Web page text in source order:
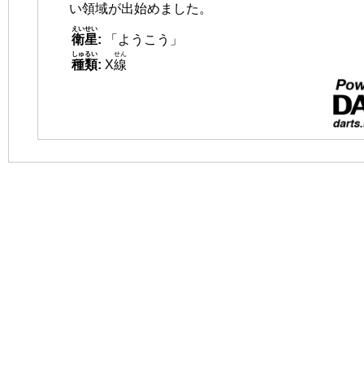
い領域が出始めました。
衛星
えいせい
:
「ようこう」
種類
しゅるい
: X線
せん